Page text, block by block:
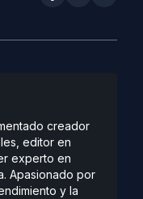
creador
editor en
experto en
Apasionado por
y la